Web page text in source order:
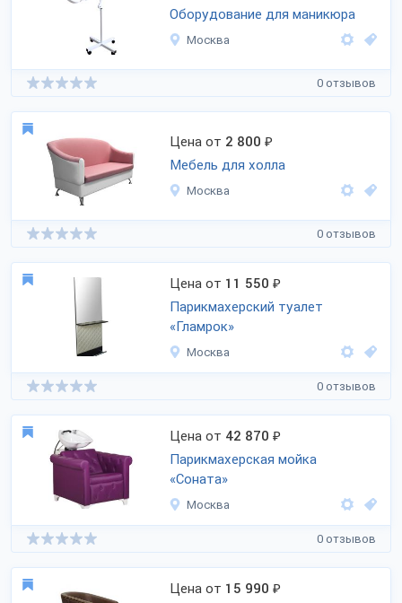
Оборудование для маникюра
Москва
0 отзывов
Цена от 2 800 ₽
Мебель для холла
Москва
0 отзывов
Цена от 11 550 ₽
Парикмахерский туалет
«Гламрок»
Москва
0 отзывов
Цена от 42 870 ₽
Парикмахерская мойка
«Соната»
Москва
0 отзывов
Цена от 15 990 ₽